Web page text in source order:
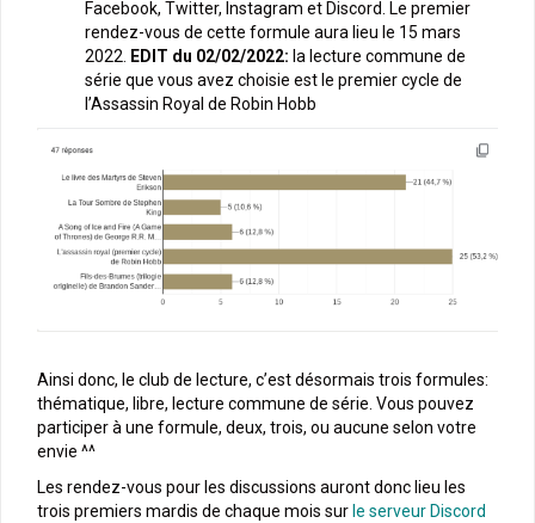
Facebook, Twitter, Instagram et Discord. Le premier
rendez-vous de cette formule aura lieu le 15 mars
2022.
EDIT du 02/02/2022: la lecture commune de
série que vous avez choisie est le premier cycle de
l’Assassin Royal de Robin Hobb
Ainsi donc, le club de lecture, c’est désormais trois formules:
thématique, libre, lecture commune de série. Vous pouvez
participer à une formule, deux, trois, ou aucune selon votre
envie ^^
Les rendez-vous pour les discussions auront donc lieu les
trois premiers mardis de chaque mois sur le serveur Discord